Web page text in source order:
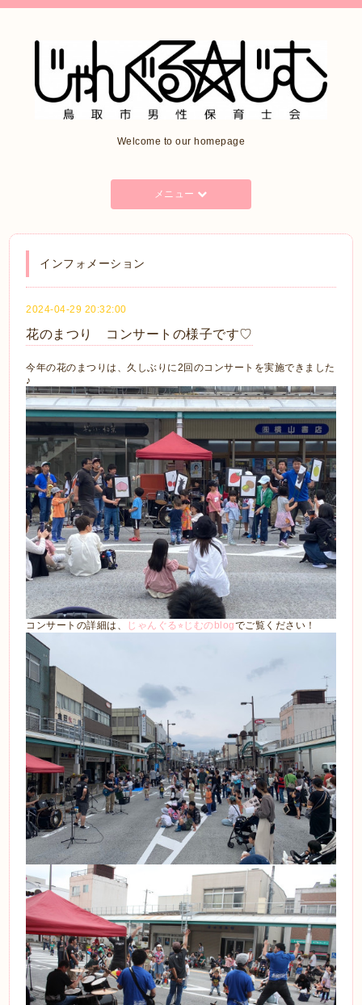
Welcome to our homepage
メニュー
インフォメーション
2024-04-29 20:32:00
花のまつり コンサートの様子です♡
今年の花のまつりは、久しぶりに2回のコンサートを実施できました
♪
コンサートの詳細は、 じゃんぐる⭐︎じむのblogでご覧ください！